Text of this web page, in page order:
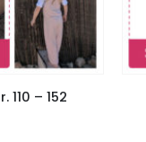
110 – 152